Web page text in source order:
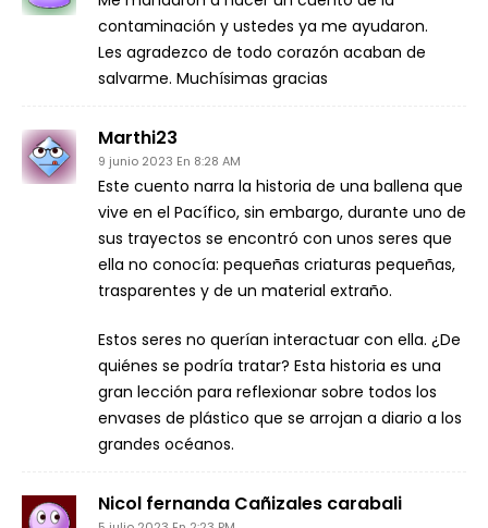
contaminación y ustedes ya me ayudaron.
Les agradezco de todo corazón acaban de
salvarme. Muchísimas gracias
Marthi23
9 junio 2023 En 8:28 AM
Este cuento narra la historia de una ballena que
vive en el Pacífico, sin embargo, durante uno de
sus trayectos se encontró con unos seres que
ella no conocía: pequeñas criaturas pequeñas,
trasparentes y de un material extraño.
Estos seres no querían interactuar con ella. ¿De
quiénes se podría tratar? Esta historia es una
gran lección para reflexionar sobre todos los
envases de plástico que se arrojan a diario a los
grandes océanos.
Nicol fernanda Cañizales carabali